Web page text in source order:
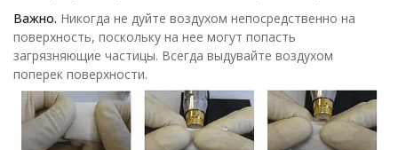
Важно. Никогда не дуйте воздухом непосредственно на
поверхность, поскольку на нее могут попасть
загрязняющие частицы. Всегда выдувайте воздухом
поперек поверхности.